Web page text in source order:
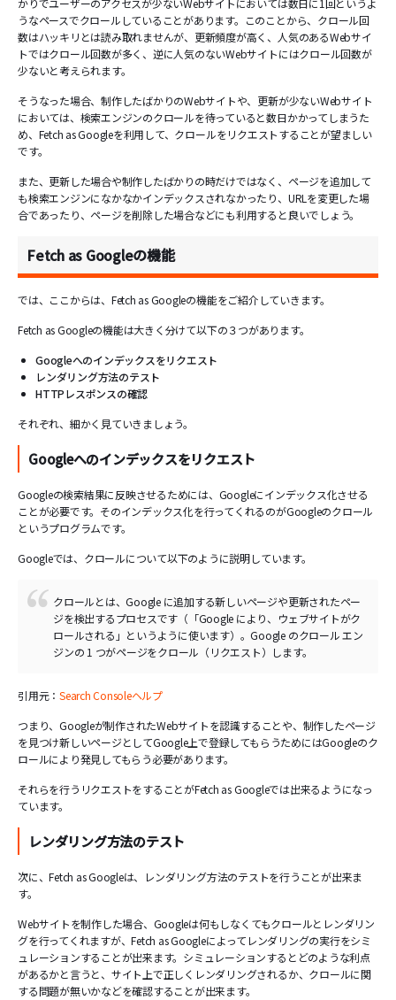
かりでユーザーのアクセスが少ないWebサイトにおいては数日に1回というよ
うなペースでクロールしていることがあります。このことから、クロール回
数はハッキリとは読み取れませんが、更新頻度が高く、人気のあるWebサイ
トではクロール回数が多く、逆に人気のないWebサイトにはクロール回数が
少ないと考えられます。
そうなった場合、制作したばかりのWebサイトや、更新が少ないWebサイト
においては、検索エンジンのクロールを待っていると数日かかってしまうた
め、Fetch as Googleを利用して、クロールをリクエストすることが望ましい
です。
また、更新した場合や制作したばかりの時だけではなく、ページを追加して
も検索エンジンになかなかインデックスされなかったり、URLを変更した場
合であったり、ページを削除した場合などにも利用すると良いでしょう。
Fetch as Googleの機能
では、ここからは、Fetch as Googleの機能をご紹介していきます。
Fetch as Googleの機能は大きく分けて以下の３つがあります。
Googleへのインデックスをリクエスト
レンダリング方法のテスト
HTTPレスポンスの確認
それぞれ、細かく見ていきましょう。
Googleへのインデックスをリクエスト
Googleの検索結果に反映させるためには、Googleにインデックス化させる
ことが必要です。そのインデックス化を行ってくれるのがGoogleのクロール
というプログラムです。
Googleでは、クロールについて以下のように説明しています。
クロールとは、Google に追加する新しいページや更新されたペー
ジを検出するプロセスです（「Google により、ウェブサイトがク
ロールされる」というように使います）。Google のクロール エン
ジンの 1 つがページをクロール（リクエスト）します。
引用元：Search Consoleヘルプ
つまり、Googleが制作されたWebサイトを認識することや、制作したページ
を見つけ新しいページとしてGoogle上で登録してもらうためにはGoogleのク
ロールにより発見してもらう必要があります。
それらを行うリクエストをすることがFetch as Googleでは出来るようになっ
ています。
レンダリング方法のテスト
次に、Fetch as Googleは、レンダリング方法のテストを行うことが出来ま
す。
Webサイトを制作した場合、Googleは何もしなくてもクロールとレンダリン
グを行ってくれますが、Fetch as Googleによってレンダリングの実行をシミ
ュレーションすることが出来ます。シミュレーションするとどのような利点
があるかと言うと、サイト上で正しくレンダリングされるか、クロールに関
する問題が無いかなどを確認することが出来ます。